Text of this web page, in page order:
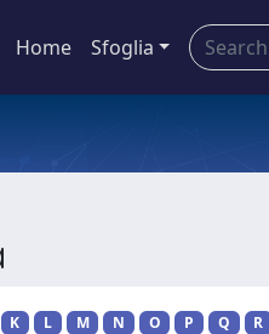
Home Sfoglia
K L M N O P Q R